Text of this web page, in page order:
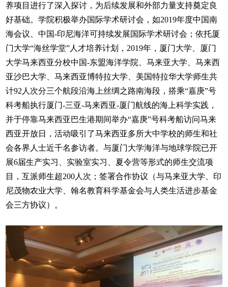
养项目进行了深入探讨，为后续发展和外部力量支持奠定良
好基础。学院积极举办国际学术研讨会，如2019年度中国南
海会议、中国-印尼海洋可持续发展国际学术研讨会；依托厦
门大学“海丝学堂”人才培养计划，2019年，厦门大学、厦门
大学马来西亚分校中国-东盟海洋学院、马来亚大学、马来西
亚沙巴大学、马来西亚博特拉大学、美国特拉华大学师生共
计92人次分三个航段沿海上丝绸之路南海段，搭乘“嘉庚”号
科考船执行厦门-三亚-马来西亚-厦门航线的海上科学实践，
并于停靠马来西亚巴生港期间举办“嘉庚”号科考船访问马来
西亚开放日，活动吸引了马来西亚多所大中学校的师生和社
会各界人士近千名参访者。与厦门大学海洋与地球学院已开
展6届生产实习、实验室实习、夏令营等形式的师生交流项
目，互派师生超200人次；签署合作协议（与马来亚大学、印
尼茂物农业大学、翰名教育科学基金会与人类生活进步基金
会三方协议）。